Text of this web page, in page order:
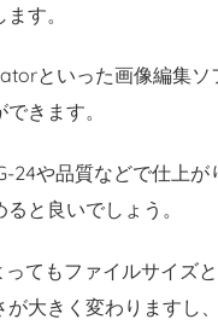
す。
といった画像編集ソ
きます。
24や品質などで仕上が
と良いでしょう。
てもファイルサイズ
が大きく変わりますし